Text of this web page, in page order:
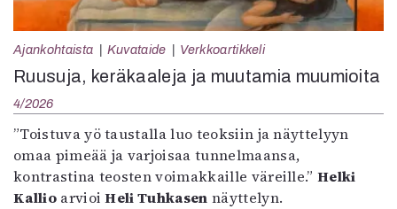
Ajankohtaista Kuvataide Verkkoartikkeli
Ruusuja, keräkaaleja ja muutamia muumioita
4/2026
”Toistuva yö taustalla luo teoksiin ja näyttelyyn
omaa pimeää ja varjoisaa tunnelmaansa,
kontrastina teosten voimakkaille väreille.”Helki
KallioarvioiHeli Tuhkasen näyttelyn.